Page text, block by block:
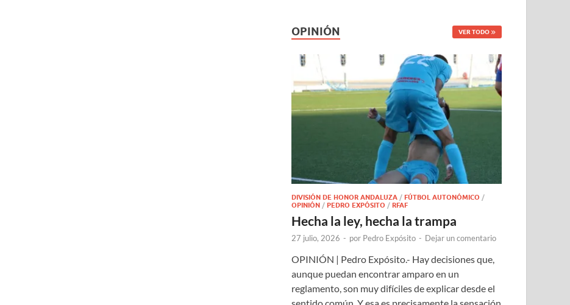
OPINIÓN VER TODO
DIVISIÓN DE HONOR ANDALUZA /FÚTBOL AUTONÓMICO /
OPINIÓN /PEDRO EXPÓSITO /RFAF
Hecha la ley, hecha la trampa
27 julio, 2026 - por Pedro Expósito - Dejar un comentario
OPINIÓN | Pedro Expósito.- Hay decisiones que,
aunque puedan encontrar amparo en un
reglamento, son muy difíciles de explicar desde el
sentido común. Y esa es precisamente la sensación